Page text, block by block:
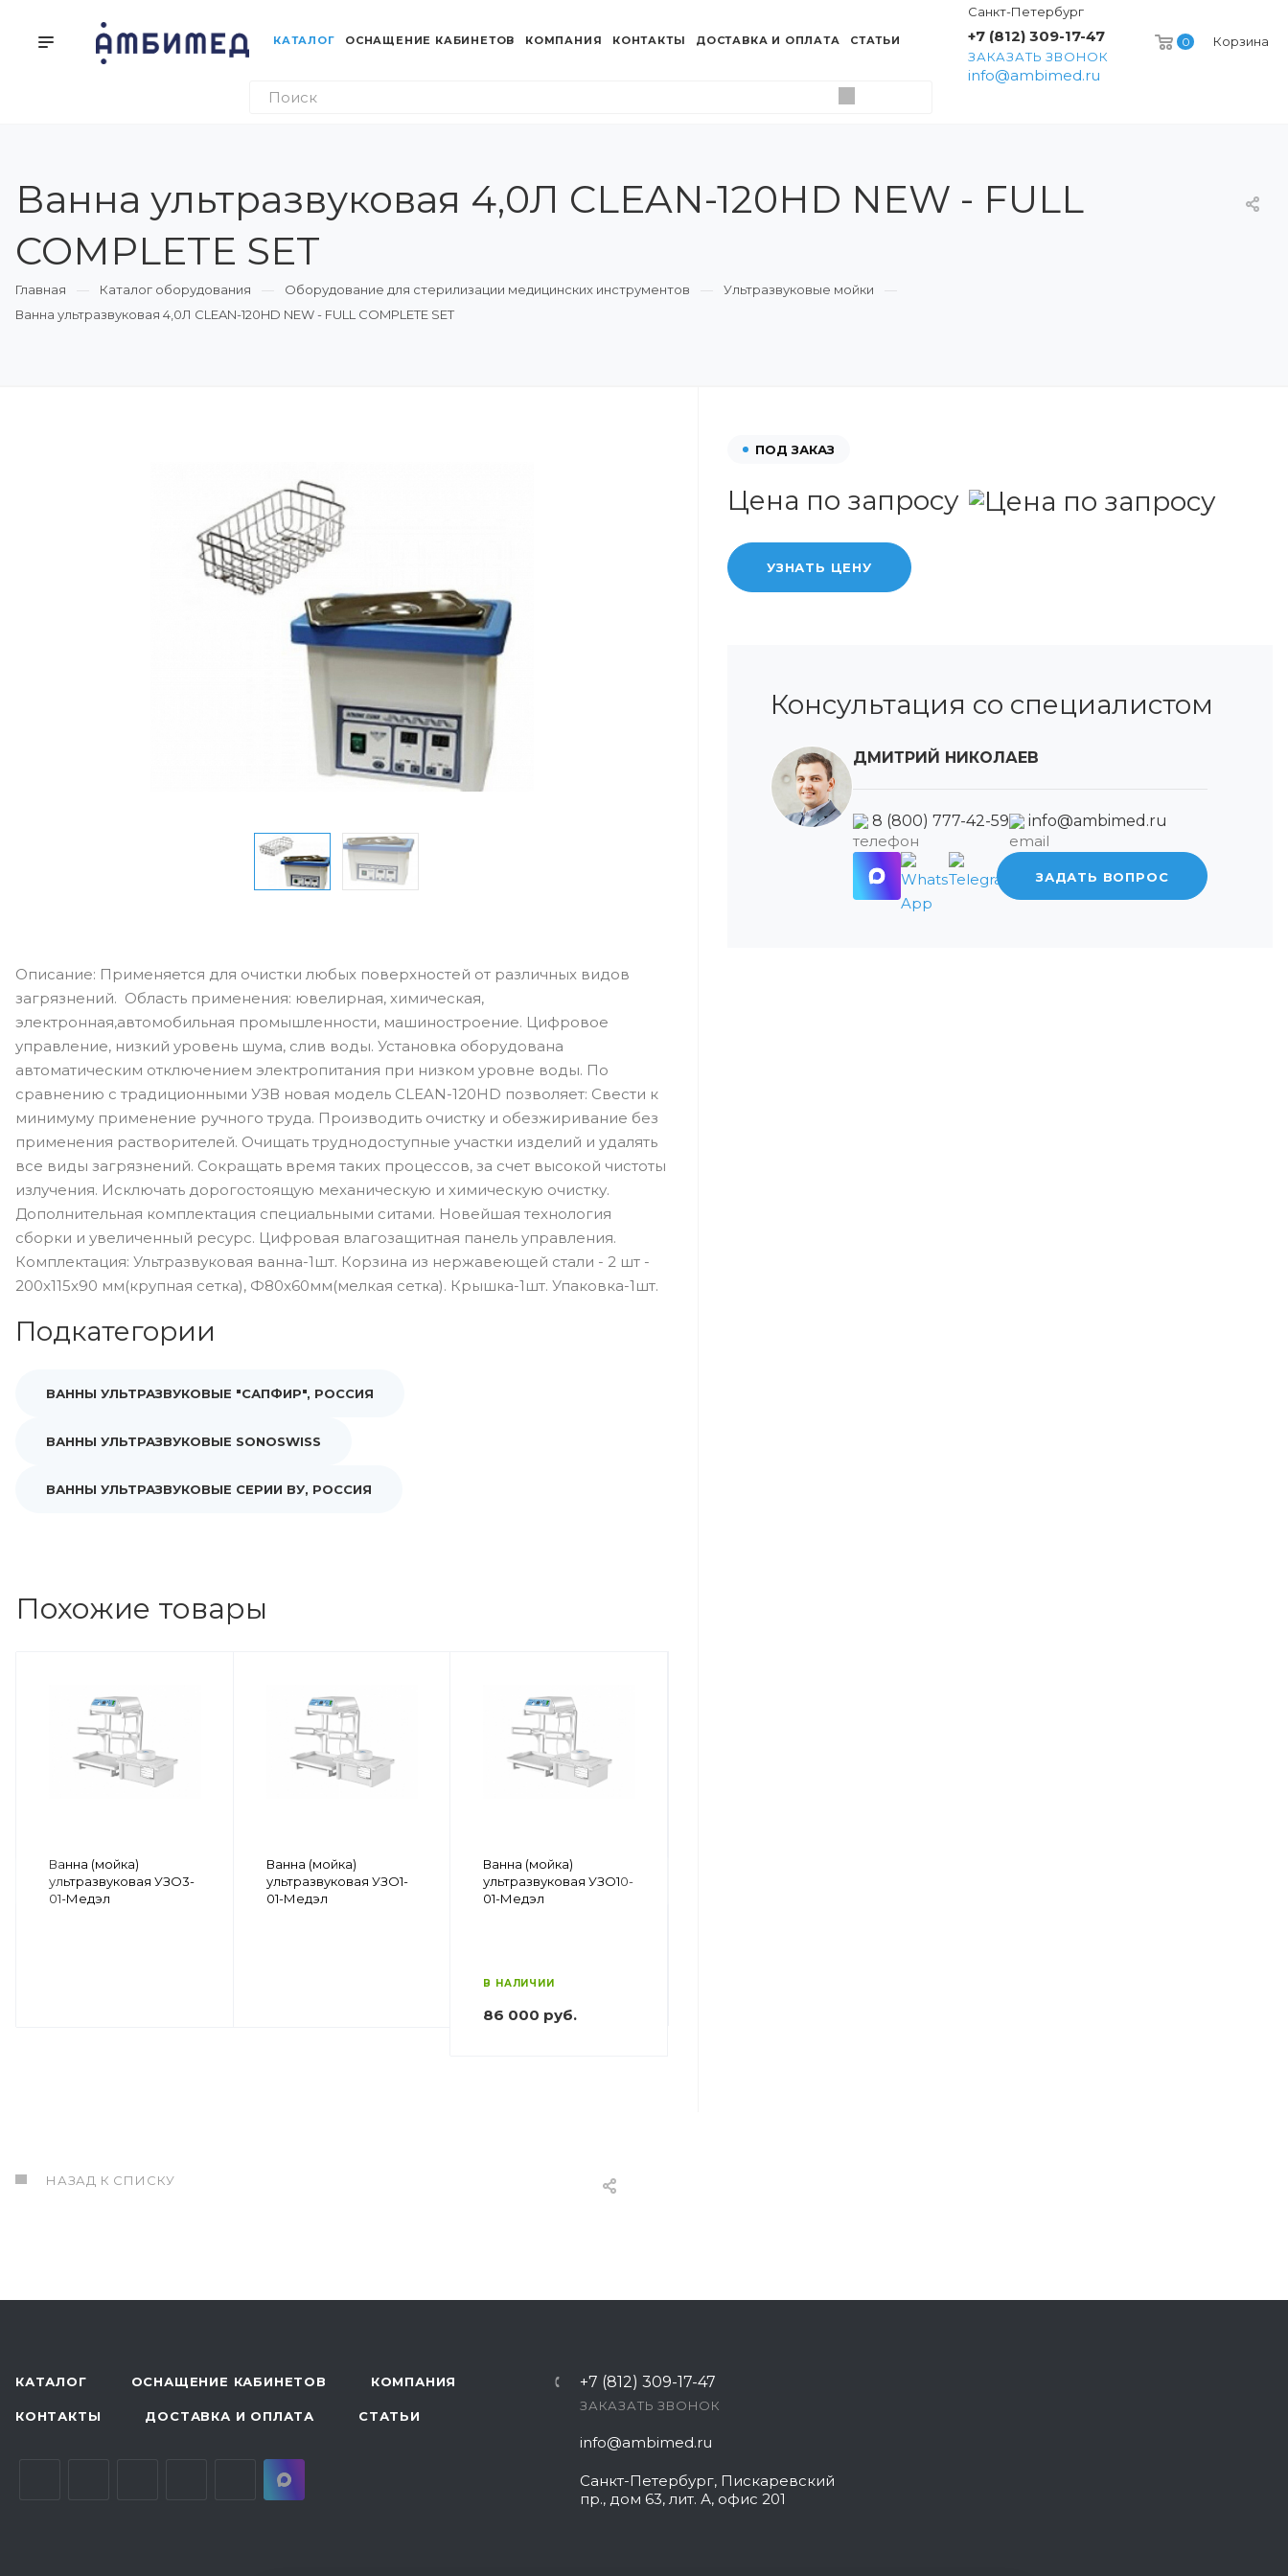
0 Корзина
Санкт-Петербург
+7 (812) 309-17-47
ЗАКАЗАТЬ ЗВОНОК
info@ambimed.ru
КАТАЛОГ ОСНАЩЕНИЕ КАБИНЕТОВ КОМПАНИЯ КОНТАКТЫ ДОСТАВКА И ОПЛАТА СТАТЬИ
Ванна ультразвуковая 4,0Л CLEAN-120HD NEW - FULL
COMPLETE SET
Главная Каталог оборудования Оборудование для стерилизации медицинских инструментов
Ультразвуковые мойки
Ванна ультразвуковая 4,0Л CLEAN-120HD NEW - FULL COMPLETE SET
ПОД ЗАКАЗ
Цена по запросу
УЗНАТЬ ЦЕНУ
Консультация со специалистом
ДМИТРИЙ НИКОЛАЕВ
8 (800) 777-42-59 info@ambimed.ru
ЗАДАТЬ ВОПРОС
Описание: Применяется для очистки любых поверхностей от различных видов
загрязнений. Область применения: ювелирная, химическая,
электронная,автомобильная промышленности, машиностроение. Цифровое
управление, низкий уровень шума, слив воды. Установка оборудована
автоматическим отключением электропитания при низком уровне воды. По
сравнению с традиционными УЗВ новая модель CLEAN-120HD позволяет: Свести к
минимуму применение ручного труда. Производить очистку и обезжиривание без
применения растворителей. Очищать труднодоступные участки изделий и удалять
все виды загрязнений. Сокращать время таких процессов, за счет высокой чистоты
излучения. Исключать дорогостоящую механическую и химическую очистку.
Дополнительная комплектация специальными ситами. Новейшая технология
сборки и увеличенный ресурс. Цифровая влагозащитная панель управления.
Комплектация: Ультразвуковая ванна-1шт. Корзина из нержавеющей стали - 2 шт -
200x115x90 мм(крупная сетка), Ф80x60мм(мелкая сетка). Крышка-1шт. Упаковка-1шт.
Подкатегории
ВАННЫ УЛЬТРАЗВУКОВЫЕ "САПФИР", РОССИЯ
ВАННЫ УЛЬТРАЗВУКОВЫЕ SONOSWISS
ВАННЫ УЛЬТРАЗВУКОВЫЕ СЕРИИ ВУ, РОССИЯ
Похожие товары
Ванна (мойка)
ультразвуковая УЗО3-
01-Медэл
Ванна (мойка)
ультразвуковая УЗО1-
01-Медэл
Ванна (мойка)
ультразвуковая УЗО10-
01-Медэл
В НАЛИЧИИ
86 000 руб.
НАЗАД К СПИСКУ
КАТАЛОГ ОСНАЩЕНИЕ КАБИНЕТОВ КОМПАНИЯ
КОНТАКТЫ ДОСТАВКА И ОПЛАТА СТАТЬИ
+7 (812) 309-17-47
ЗАКАЗАТЬ ЗВОНОК
info@ambimed.ru
Санкт-Петербург, Пискаревский
пр., дом 63, лит. А, офис 201